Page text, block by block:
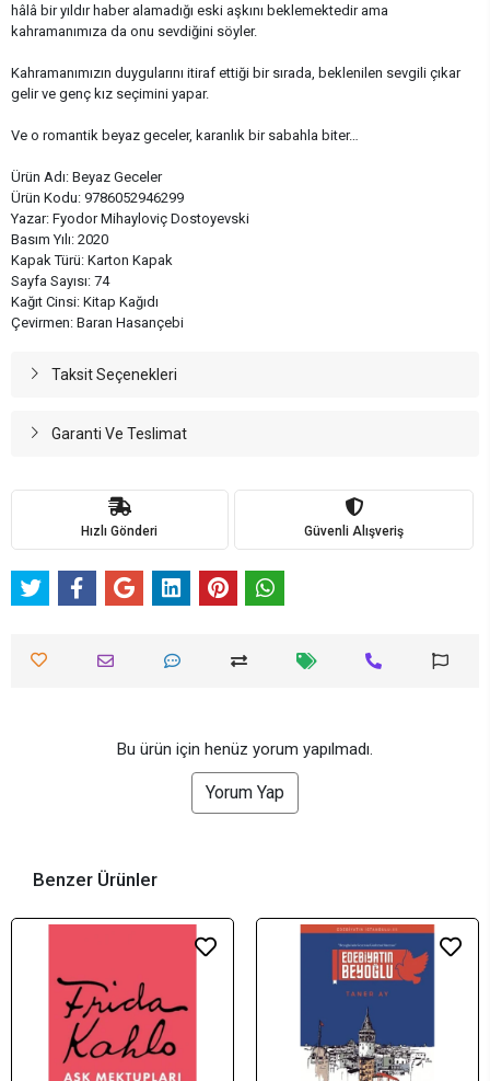
hâlâ bir yıldır haber alamadığı eski aşkını beklemektedir ama
kahramanımıza da onu sevdiğini söyler.
Kahramanımızın duygularını itiraf ettiği bir sırada, beklenilen sevgili çıkar
gelir ve genç kız seçimini yapar.
Ve o romantik beyaz geceler, karanlık bir sabahla biter…
Ürün Adı: Beyaz Geceler
Ürün Kodu: 9786052946299
Yazar: Fyodor Mihayloviç Dostoyevski
Basım Yılı: 2020
Kapak Türü: Karton Kapak
Sayfa Sayısı: 74
Kağıt Cinsi: Kitap Kağıdı
Çevirmen: Baran Hasançebi
Taksit Seçenekleri
Garanti Ve Teslimat
Hızlı Gönderi Güvenli Alışveriş
Bu ürün için henüz yorum yapılmadı.
Yorum Yap
Benzer Ürünler